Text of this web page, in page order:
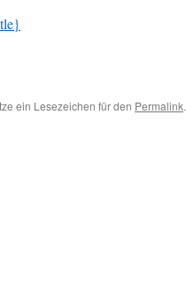
ein Lesezeichen für den Permalink.